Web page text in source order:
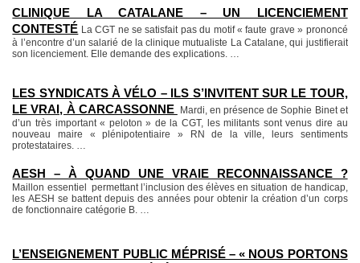
CLINIQUE LA CATALANE – UN LICENCIEMENT
CONTESTÉ La CGT ne se satisfait pas du motif « faute grave » prononcé
à l’encontre d’un salarié de la clinique mutualiste La Catalane, qui justifierait
son licenciement. Elle demande des explications. …
LES SYNDICATS À VÉLO – ILS S’INVITENT SUR LE TOUR,
LE VRAI, À CARCASSONNE
Mardi, en présence de Sophie Binet et
d’un très important « peloton » de la CGT, les militants sont venus dire au
nouveau maire « plénipotentiaire » RN de la ville, leurs sentiments
protestataires. …
AESH – À QUAND UNE VRAIE RECONNAISSANCE ?
Maillon essentiel permettant l’inclusion des élèves en situation de handicap,
les AESH se battent depuis des années pour obtenir la création d’un corps
de fonctionnaire catégorie B. …
L’ENSEIGNEMENT PUBLIC MÉPRISÉ – « NOUS PORTONS